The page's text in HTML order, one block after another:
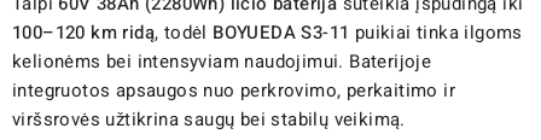
100–120 km ridą, todėl BOYUEDA S3-11 puikiai tinka ilgoms
kelionėms bei intensyviam naudojimui. Baterijoje
integruotos apsaugos nuo perkrovimo, perkaitimo ir
viršsrovės užtikrina saugų bei stabilų veikimą.